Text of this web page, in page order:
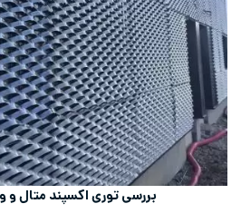
بررسی توری اکسپند متال و